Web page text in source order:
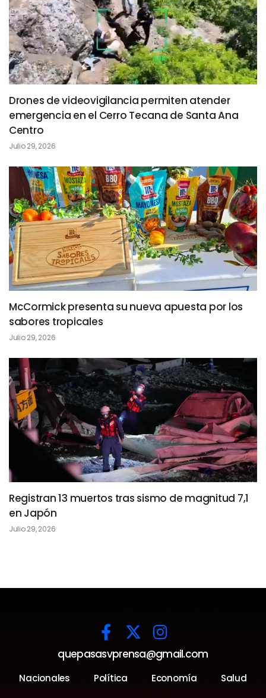
Drones de videovigilancia permiten atender
emergencia en el Cerro Tecana de Santa Ana
Centro
Julio 29, 2026
McCormick presenta su nueva apuesta por los
sabores tropicales
Julio 29, 2026
Registran 13 muertos tras sismo de magnitud 7,1
en Japón
Julio 29, 2026
quepasasvprensa@gmail.com
Nacionales Política Economía Salud